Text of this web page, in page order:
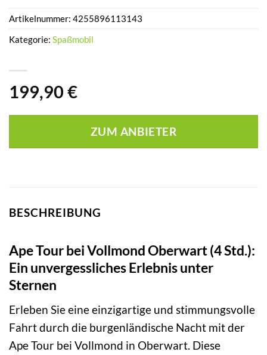
199,90 €
ZUM ANBIETER
Artikelnummer: 4255896113143
Kategorie: Spaßmobil
BESCHREIBUNG
Ape Tour bei Vollmond Oberwart (4 Std.):
Ein unvergessliches Erlebnis unter
Sternen
Erleben Sie eine einzigartige und stimmungsvolle
Fahrt durch die burgenländische Nacht mit der
Ape Tour bei Vollmond in Oberwart. Diese